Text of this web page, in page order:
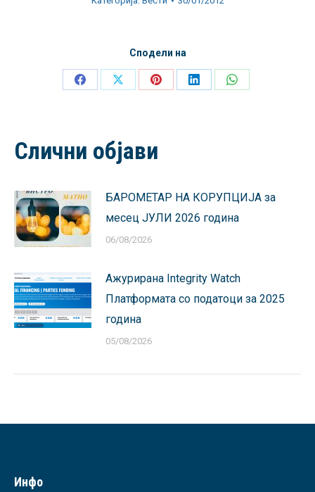
Сподели на
Share
Share
Share
Share
Share
Слични објави
БАРОМЕТАР НА КОРУПЦИЈА за
месец ЈУЛИ 2026 година
06/08/2026
Ажурирана Integrity Watch
Платформата со податоци за 2025
година
05/08/2026
Инфо